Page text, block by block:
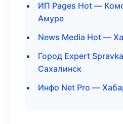
ИП Pages Hot —
Амуре
News Media Hot —
Город Expert
Сахалинск
Инфо Net Pro —